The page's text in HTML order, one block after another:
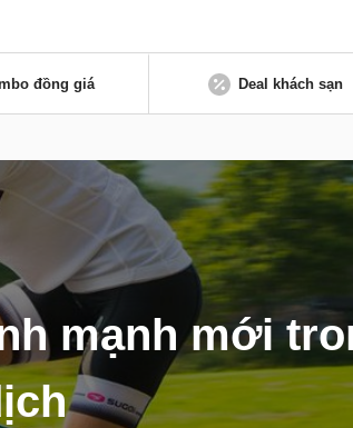
đồng giá Deal khách sạn
mạnh mới